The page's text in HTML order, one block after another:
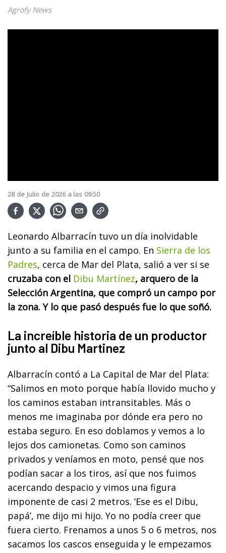
Agrofy News
28 de Julio de 2026 a las 09:50
Leonardo Albarracín tuvo un día inolvidable
junto a su familia en el campo. En Sierra de los
Padres, cerca de Mar del Plata, salió a ver si se
cruzaba con el Dibu Martínez, arquero de la
Selección Argentina, que compró un campo por
la zona. Y lo que pasó después fue lo que soñó.
La increíble historia de un productor
junto al Dibu Martinez
Albarracín contó a La Capital de Mar del Plata:
“Salimos en moto porque había llovido mucho y
los caminos estaban intransitables. Más o
menos me imaginaba por dónde era pero no
estaba seguro. En eso doblamos y vemos a lo
lejos dos camionetas. Como son caminos
privados y veníamos en moto, pensé que nos
podían sacar a los tiros, así que nos fuimos
acercando despacio y vimos una figura
imponente de casi 2 metros. ‘Ese es el Dibu,
papá’, me dijo mi hijo. Yo no podía creer que
fuera cierto. Frenamos a unos 5 o 6 metros, nos
sacamos los cascos enseguida y le empezamos